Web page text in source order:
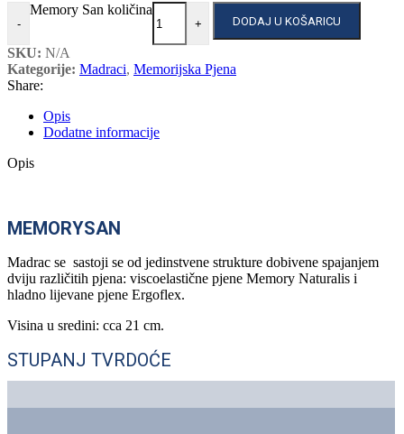
-
Memory San količina
+ DODAJ U KOŠARICU
SKU: N/A
Kategorije: Madraci, Memorijska Pjena
Share:
Opis
Dodatne informacije
Opis
MEMORYSAN
Madrac se sastoji se od jedinstvene strukture dobivene spajanjem
dviju različitih pjena: viscoelastične pjene Memory Naturalis i
hladno lijevane pjene Ergoflex.
Visina u sredini: cca 21 cm.
STUPANJ TVRDOĆE